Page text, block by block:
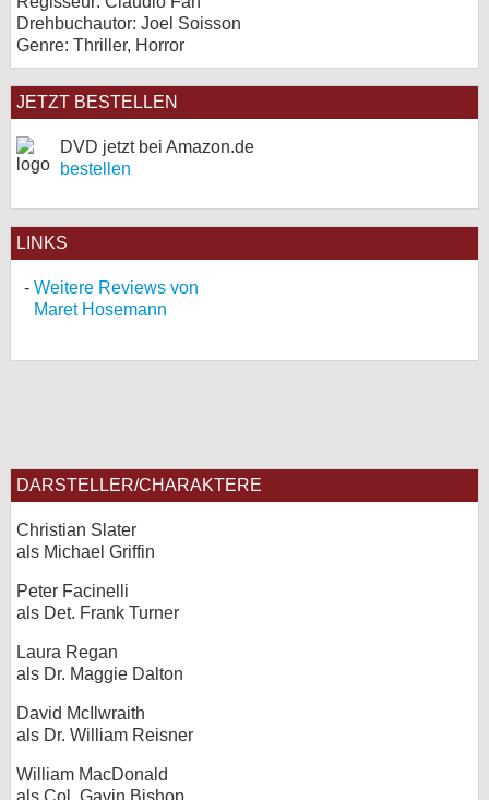
Drehbuchautor: Joel Soisson
Genre: Thriller, Horror
JETZT BESTELLEN
DVD jetzt bei Amazon.de
bestellen
LINKS
Weitere Reviews von
Maret Hosemann
DARSTELLER/CHARAKTERE
Christian Slater
als Michael Griffin
Peter Facinelli
als Det. Frank Turner
Laura Regan
als Dr. Maggie Dalton
David McIlwraith
als Dr. William Reisner
William MacDonald
als Col. Gavin Bishop